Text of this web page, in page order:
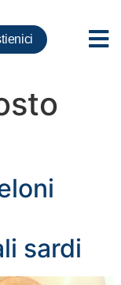
sardi